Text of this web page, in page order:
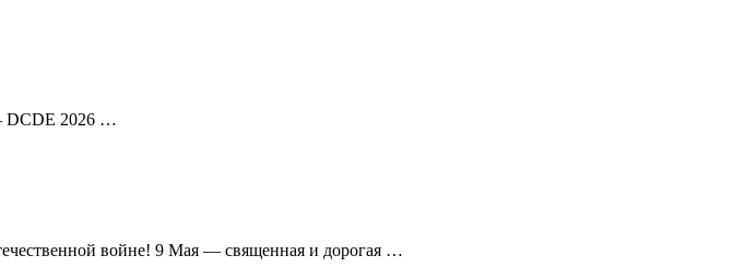
DCDE 2026 …
войне! 9 Мая — священная и дорогая …